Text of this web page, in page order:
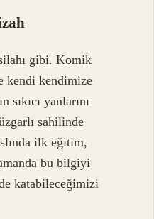
gibi. Komik
kendi kendimize
sıkıcı yanlarını
sahilinde
ilk eğitim,
bu bilgiyi
katabileceğimizi